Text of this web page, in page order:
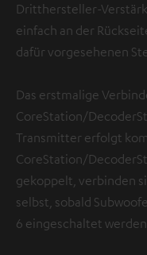
Dritthersteller-
einfach an der
dafür vorgesehenen
Das erstmalige
CoreStation/
Transmitter erfolgt
CoreStation/
gekoppelt, verbinden
selbst, sobald
6 eingeschaltet